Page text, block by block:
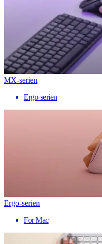
MX-serien
Ergo-serien
Ergo-serien
For Mac